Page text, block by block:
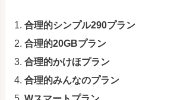
合理的シンプル290プラン
合理的20GBプラン
合理的かけほプラン
合理的みんなのプラン